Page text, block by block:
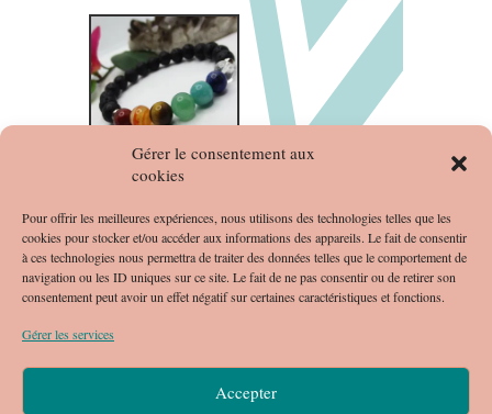
Gérer le consentement aux
cookies
Pour offrir les meilleures expériences, nous utilisons des technologies telles que les
cookies pour stocker et/ou accéder aux informations des appareils. Le fait de consentir
à ces technologies nous permettra de traiter des données telles que le comportement de
navigation ou les ID uniques sur ce site. Le fait de ne pas consentir ou de retirer son
consentement peut avoir un effet négatif sur certaines caractéristiques et fonctions.
Gérer les services
Accepter
prix :
€19.00
BRACELET
7
CHAKRAS
€17.00 – €19.00Plage
de
€19.00